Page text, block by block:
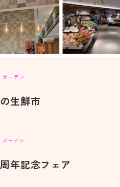
ーデン
生鮮市
ーデン
年記念フェア